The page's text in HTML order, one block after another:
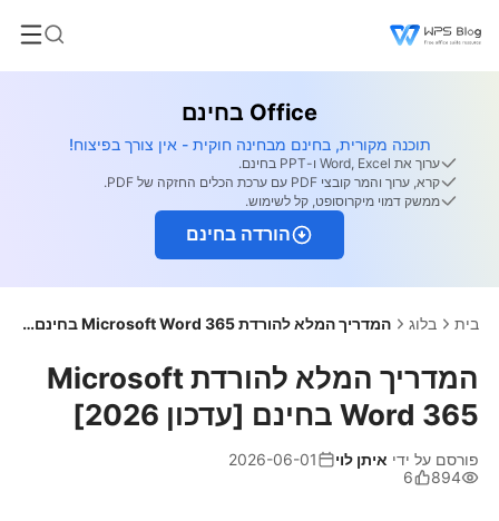
Office בחינם
תוכנה מקורית, בחינם מבחינה חוקית - אין צורך בפיצוח!
ערוך את Word, Excel ו-PPT בחינם.
קרא, ערוך והמר קובצי PDF עם ערכת הכלים החזקה של PDF.
ממשק דמוי מיקרוסופט, קל לשימוש.
הורדה בחינם
בית בלוג המדריך המלא להורדת Microsoft Word 365 בחינם [עדכון 2026]
המדריך המלא להורדת Microsoft
Word 365 בחינם [עדכון 2026]
פורסם על ידי איתן לוי
2026-06-01
894
6